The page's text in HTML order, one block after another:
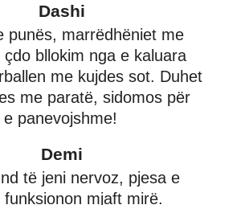
Dashi
punës, marrëdhëniet me
çdo bllokim nga e kaluara
me kujdes sot. Duhet
me paratë, sidomos për
panevojshme!
Demi
të jeni nervoz, pjesa e
mjaft mirë.